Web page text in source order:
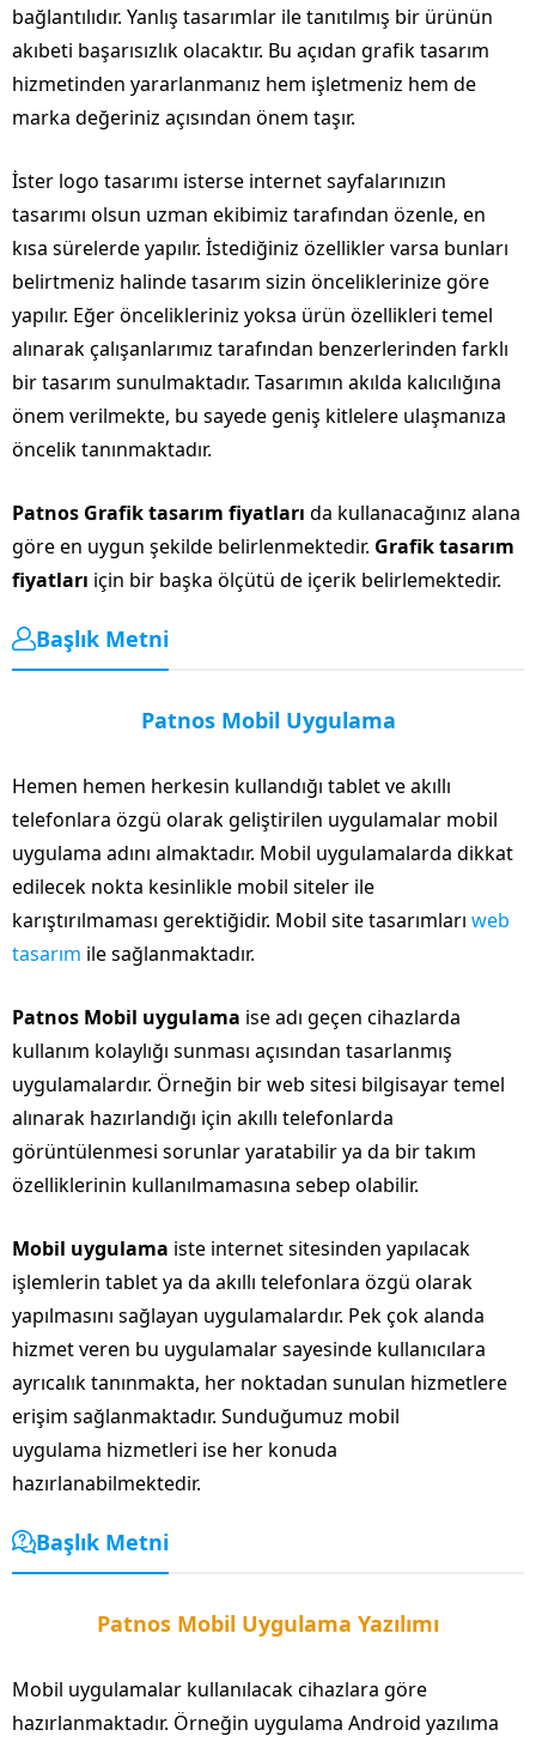
bağlantılıdır. Yanlış tasarımlar ile tanıtılmış bir ürünün
akıbeti başarısızlık olacaktır. Bu açıdan grafik tasarım
hizmetinden yararlanmanız hem işletmeniz hem de
marka değeriniz açısından önem taşır.
İster logo tasarımı isterse internet sayfalarınızın
tasarımı olsun uzman ekibimiz tarafından özenle, en
kısa sürelerde yapılır. İstediğiniz özellikler varsa bunları
belirtmeniz halinde tasarım sizin önceliklerinize göre
yapılır. Eğer öncelikleriniz yoksa ürün özellikleri temel
alınarak çalışanlarımız tarafından benzerlerinden farklı
bir tasarım sunulmaktadır. Tasarımın akılda kalıcılığına
önem verilmekte, bu sayede geniş kitlelere ulaşmanıza
öncelik tanınmaktadır.
Patnos Grafik tasarım fiyatları da kullanacağınız alana
göre en uygun şekilde belirlenmektedir. Grafik tasarım
fiyatları için bir başka ölçütü de içerik belirlemektedir.
Başlık Metni
Patnos Mobil Uygulama
Hemen hemen herkesin kullandığı tablet ve akıllı
telefonlara özgü olarak geliştirilen uygulamalar mobil
uygulama adını almaktadır. Mobil uygulamalarda dikkat
edilecek nokta kesinlikle mobil siteler ile
karıştırılmaması gerektiğidir. Mobil site tasarımları web
tasarım ile sağlanmaktadır.
Patnos Mobil uygulama ise adı geçen cihazlarda
kullanım kolaylığı sunması açısından tasarlanmış
uygulamalardır. Örneğin bir web sitesi bilgisayar temel
alınarak hazırlandığı için akıllı telefonlarda
görüntülenmesi sorunlar yaratabilir ya da bir takım
özelliklerinin kullanılmamasına sebep olabilir.
Mobil uygulama iste internet sitesinden yapılacak
işlemlerin tablet ya da akıllı telefonlara özgü olarak
yapılmasını sağlayan uygulamalardır. Pek çok alanda
hizmet veren bu uygulamalar sayesinde kullanıcılara
ayrıcalık tanınmakta, her noktadan sunulan hizmetlere
erişim sağlanmaktadır. Sunduğumuz mobil
uygulama hizmetleri ise her konuda
hazırlanabilmektedir.
Başlık Metni
Patnos Mobil Uygulama Yazılımı
Mobil uygulamalar kullanılacak cihazlara göre
hazırlanmaktadır. Örneğin uygulama Android yazılıma